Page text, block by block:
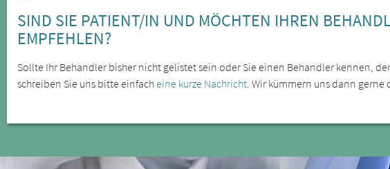
SIND SIE PATIENT/IN UND MÖCHTEN IHREN
EMPFEHLEN?
Sollte Ihr Behandler bisher nicht gelistet sein oder Sie einen Behandler kennen,
schreiben Sie uns bitte einfacheine kurze Nachricht . Wir kümmern uns dann gerne